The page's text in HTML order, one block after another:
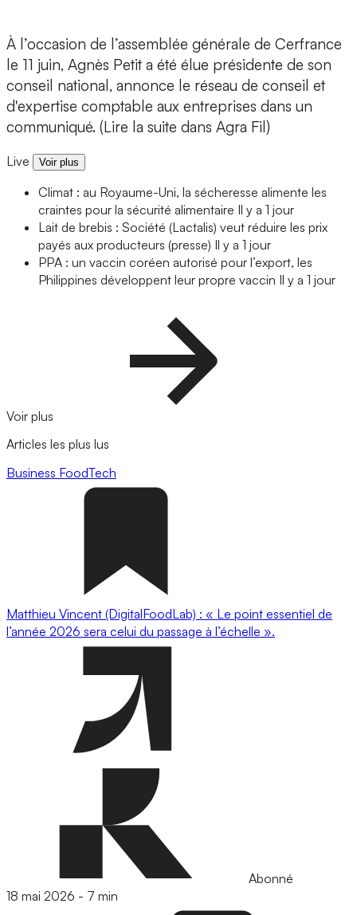
À l’occasion de l’assemblée générale de Cerfrance
le 11 juin, Agnès Petit a été élue présidente de son
conseil national, annonce le réseau de conseil et
d'expertise comptable aux entreprises dans un
communiqué. (Lire la suite dans Agra Fil)
Live Voir plus
Climat : au Royaume-Uni, la sécheresse alimente les
craintes pour la sécurité alimentaire Il y a 1 jour
Lait de brebis : Société (Lactalis) veut réduire les prix
payés aux producteurs (presse) Il y a 1 jour
PPA : un vaccin coréen autorisé pour l’export, les
Philippines développent leur propre vaccin Il y a 1 jour
Voir plus
Articles les plus lus
Business FoodTech
Matthieu Vincent (DigitalFoodLab) : « Le point essentiel de
l’année 2026 sera celui du passage à l’échelle ».
Abonné
18 mai 2026 - 7 min